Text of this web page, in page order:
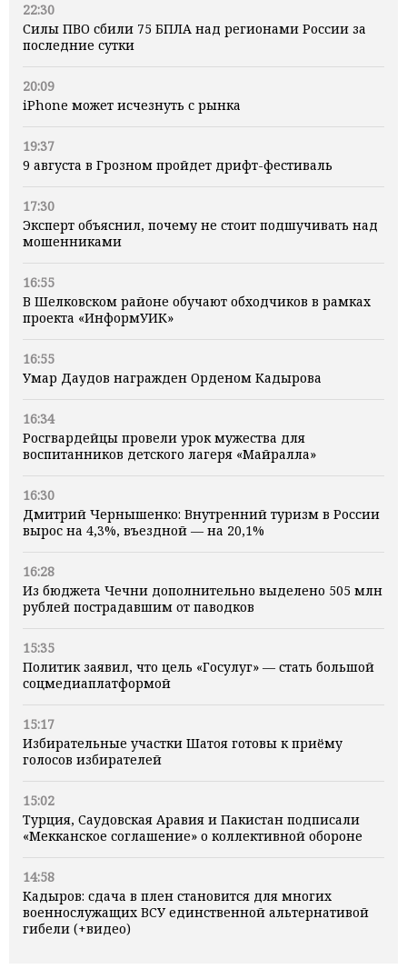
22:30
Силы ПВО сбили 75 БПЛА над регионами России за
последние сутки
20:09
iPhone может исчезнуть с рынка
19:37
9 августа в Грозном пройдет дрифт-фестиваль
17:30
Эксперт объяснил, почему не стоит подшучивать над
мошенниками
16:55
В Шелковском районе обучают обходчиков в рамках
проекта «ИнформУИК»
16:55
Умар Даудов награжден Орденом Кадырова
16:34
Росгвардейцы провели урок мужества для
воспитанников детского лагеря «Майралла»
16:30
Дмитрий Чернышенко: Внутренний туризм в России
вырос на 4,3%, въездной — на 20,1%
16:28
Из бюджета Чечни дополнительно выделено 505 млн
рублей пострадавшим от паводков
15:35
Политик заявил, что цель «Госулуг» — стать большой
соцмедиаплатформой
15:17
Избирательные участки Шатоя готовы к приёму
голосов избирателей
15:02
Турция, Саудовская Аравия и Пакистан подписали
«Мекканское соглашение» о коллективной обороне
14:58
Кадыров: сдача в плен становится для многих
военнослужащих ВСУ единственной альтернативой
гибели (+видео)